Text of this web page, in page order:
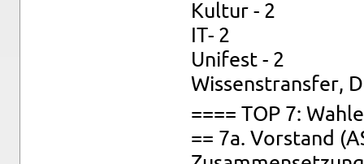
Kul­tur - 2
IT- 2
Uni­fest - 2
Wis­sens­trans­fer,
==== TOP 7:
== 7a. Vor­stand